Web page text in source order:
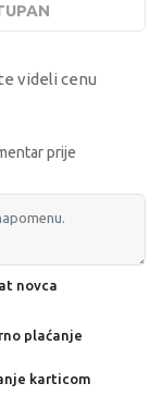
videli cenu
prije
novca
plaćanje
karticom